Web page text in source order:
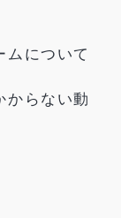
ムについて
からない動